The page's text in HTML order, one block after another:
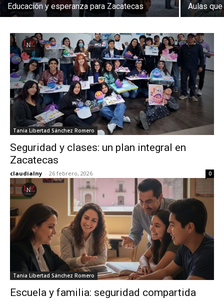
Educación y esperanza para Zacatecas Aulas
Tania Libertad Sánchez Romero
Seguridad y clases: un plan integral en
Zacatecas
claudialny - 26 febrero, 2026 0
Tania Libertad Sánchez Romero
Escuela y familia: seguridad compartida